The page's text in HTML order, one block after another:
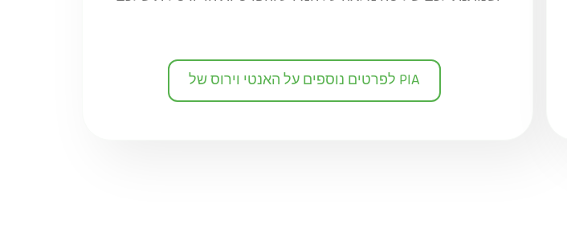
לפרטים נוספים על האנטי וירוס של PIA